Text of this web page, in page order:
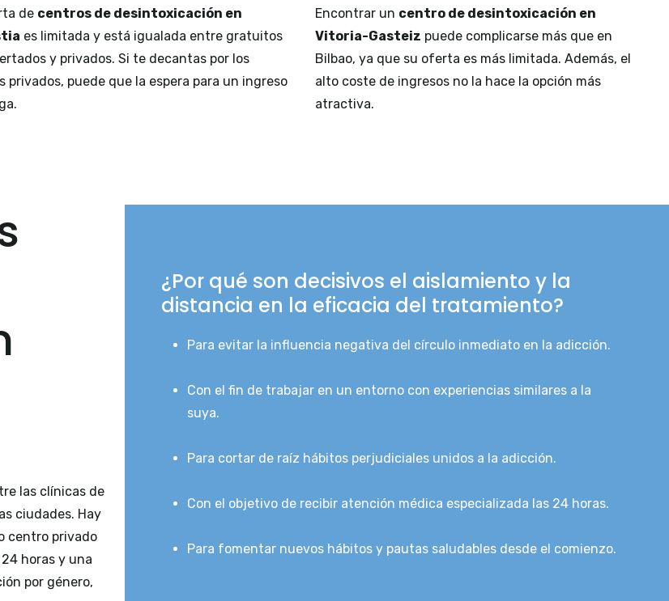
de centros de desintoxicación en
es limitada y está igualada entre gratuitos
y privados. Si te decantas por los
privados, puede que la espera para un ingreso
Encontrar un centro de desintoxicación en
Vitoria-Gasteiz puede complicarse más que en
Bilbao, ya que su oferta es más limitada. Además, el
alto coste de ingresos no la hace la opción más
atractiva.
las clínicas de
ciudades. Hay
centro privado
horas y una
por género,
¿Por qué son decisivos el aislamiento y la
distancia en la eficacia del tratamiento?
Para evitar la influencia negativa del círculo inmediato en la adicción.
Con el fin de trabajar en un entorno con experiencias similares a la
suya.
Para cortar de raíz hábitos perjudiciales unidos a la adicción.
Con el objetivo de recibir atención médica especializada las 24 horas.
Para fomentar nuevos hábitos y pautas saludables desde el comienzo.